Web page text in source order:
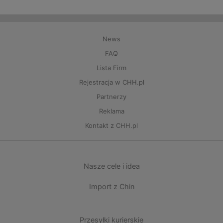
News
FAQ
Lista Firm
Rejestracja w CHH.pl
Partnerzy
Reklama
Kontakt z CHH.pl
Nasze cele i idea
Import z Chin
Przesyłki kurierskie